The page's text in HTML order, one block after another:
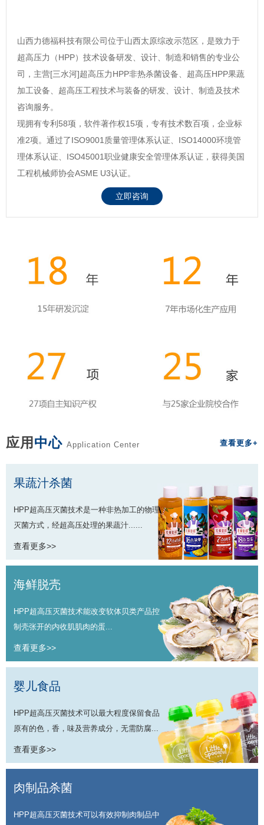
山西力德福科技有限公司位于山西太原综改示范区，是致力于
超高压力（HPP）技术设备研发、设计、制造和销售的专业公
司，主营[三水河]超高压力HPP非热杀菌设备、超高压HPP果蔬
加工设备、超高压工程技术与装备的研发、设计、制造及技术
咨询服务。
现拥有专利58项，软件著作权15项，专有技术数百项，企业标
准2项。通过了ISO9001质量管理体系认证、ISO14000环境管
理体系认证、ISO45001职业健康安全管理体系认证，获得美国
工程机械师协会ASME U3认证。
立即咨询
应用 中心 Application Center 查看更多+
果蔬汁杀菌
HPP超高压灭菌技术是一种非热加工的物理
灭菌方式，经超高压处理的果蔬汁......
查看更多>>
海鲜脱壳
HPP超高压灭菌技术能改变软体贝类产品控
制壳张开的内收肌肌肉的蛋...
查看更多>>
婴儿食品
HPP超高压灭菌技术可以最大程度保留食品
原有的色，香，味及营养成分，无需防腐...
查看更多>>
肉制品杀菌
HPP超高压灭菌技术可以有效抑制肉制品中